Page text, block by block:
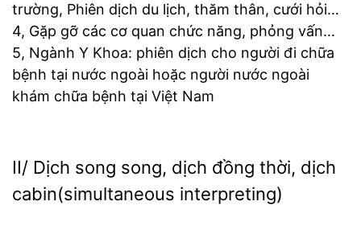
trường, Phiên dịch du lịch, thăm thân, cưới hỏi…
4, Gặp gỡ các cơ quan chức năng, phỏng vấn…
5, Ngành Y Khoa: phiên dịch cho người đi chữa
bệnh tại nước ngoài hoặc người nước ngoài
khám chữa bệnh tại Việt Nam
II/ Dịch song song, dịch đồng thời, dịch
cabin(simultaneous interpreting)